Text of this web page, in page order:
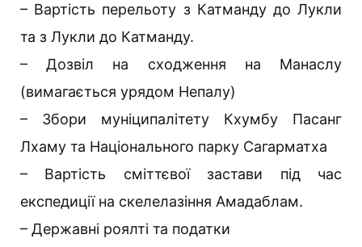
– Вартість перельоту з Катманду до Лукли
та з Лукли до Катманду.
– Дозвіл на сходження на Манаслу
(вимагається урядом Непалу)
– Збори муніципалітету Кхумбу Пасанг
Лхаму та Національного парку Сагарматха
– Вартість сміттєвої застави під час
експедиції на скелелазіння Амадаблам.
– Державні роялті та податки